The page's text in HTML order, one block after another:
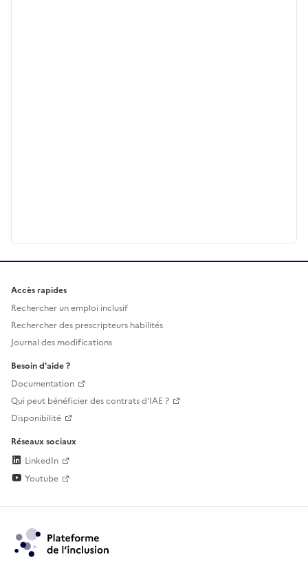
Accès rapides
Rechercher un emploi inclusif
Rechercher des prescripteurs habilités
Journal des modifications
Besoin d'aide ?
Documentation
Qui peut bénéficier des contrats d'IAE ?
Disponibilité
Réseaux sociaux
LinkedIn
Youtube